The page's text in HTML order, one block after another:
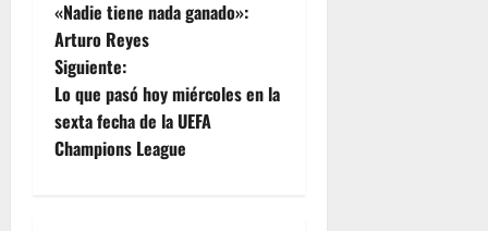
«Nadie tiene nada ganado»:
Arturo Reyes
Siguiente:
Lo que pasó hoy miércoles en la
sexta fecha de la UEFA
Champions League